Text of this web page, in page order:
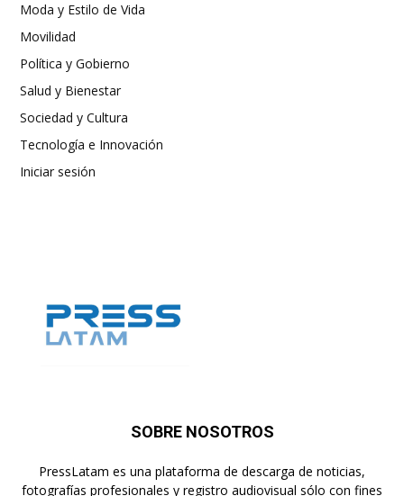
Moda y Estilo de Vida
Movilidad
Política y Gobierno
Salud y Bienestar
Sociedad y Cultura
Tecnología e Innovación
Iniciar sesión
SOBRE NOSOTROS
PressLatam es una plataforma de descarga de noticias,
fotografías profesionales y registro audiovisual sólo con fines